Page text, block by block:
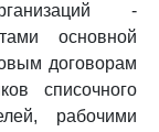
-
основной
договорам
списочного
рабочими